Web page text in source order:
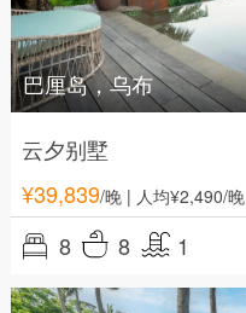
巴厘岛，乌布
云夕别墅
¥39,839/晚| 人均¥2,490/晚
8 8 1